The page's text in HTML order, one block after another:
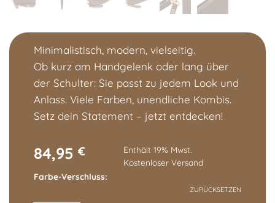
Minimalistisch, modern, vielseitig.
Ob kurz am Handgelenk oder lang über
der Schulter: Sie passt zu jedem Look und
Anlass. Viele Farben, unendliche Kombis.
Setz dein Statement – jetzt entdecken!
84,95 €
Enthält 19% Mwst.
Kostenloser Versand
Farbe-Verschluss
ZURÜCKSETZEN